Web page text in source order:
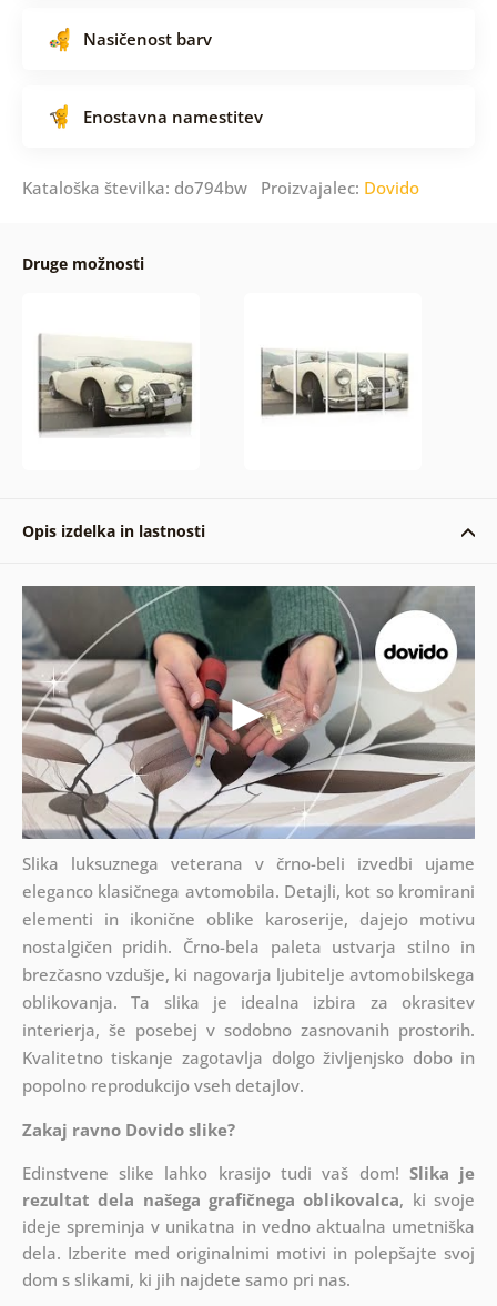
Nasičenost barv
Enostavna namestitev
Kataloška številka: do794bw Proizvajalec: Dovido
Druge možnosti
Opis izdelka in lastnosti
Slika luksuznega veterana v črno-beli izvedbi ujame
eleganco klasičnega avtomobila. Detajli, kot so kromirani
elementi in ikonične oblike karoserije, dajejo motivu
nostalgičen pridih. Črno-bela paleta ustvarja stilno in
brezčasno vzdušje, ki nagovarja ljubitelje avtomobilskega
oblikovanja. Ta slika je idealna izbira za okrasitev
interierja, še posebej v sodobno zasnovanih prostorih.
Kvalitetno tiskanje zagotavlja dolgo življenjsko dobo in
popolno reprodukcijo vseh detajlov.
Zakaj ravno Dovido slike?
Edinstvene slike lahko krasijo tudi vaš dom! Slika je
rezultat dela našega grafičnega oblikovalca, ki svoje
ideje spreminja v unikatna in vedno aktualna umetniška
dela. Izberite med originalnimi motivi in polepšajte svoj
dom s slikami, ki jih najdete samo pri nas.